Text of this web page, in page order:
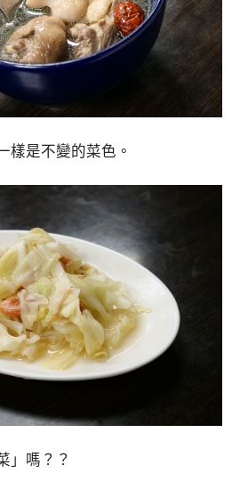
樣是不變的菜色。
」嗎？？